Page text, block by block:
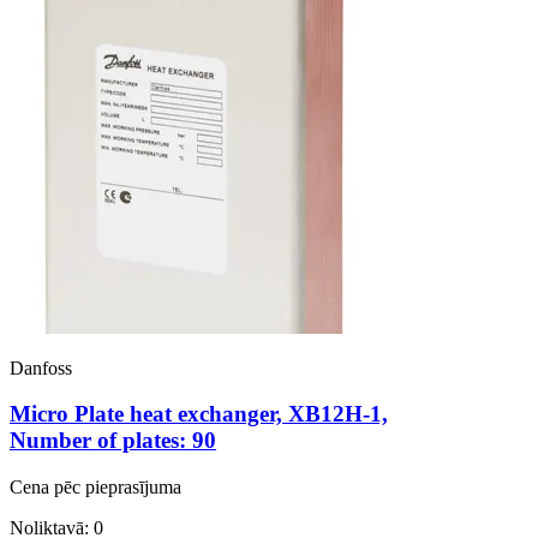
Danfoss
Micro Plate heat exchanger, XB12H-1,
Number of plates: 90
Cena pēc pieprasījuma
Noliktavā: 0